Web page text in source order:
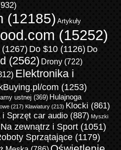
(12185) Artykuły
(15252)
(1267) Do $10(1126) Do
(2562) Drony(722)
Elektronika i
com (1253)
ustnej (369) Hulajnoga
(217) Klawiatury(213) Klocki (861)
Sprzęt car audio(887) Myszki
Na zewnątrz i Sport(1051)
Sprzątające(1179)